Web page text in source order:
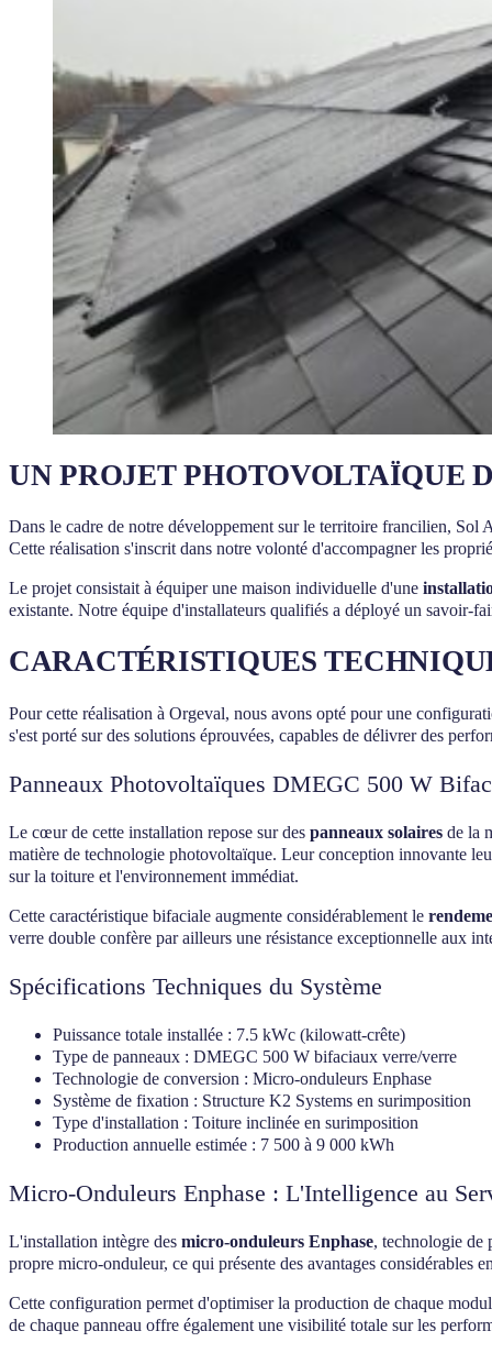
UN PROJET PHOTOVOLTAÏQUE
Dans le cadre de notre développement sur le territoire francilien, Sol
Cette réalisation s'inscrit dans notre volonté d'accompagner les
Le projet consistait à équiper une maison individuelle d'une
existante. Notre équipe d'installateurs qualifiés a déployé un savoir-
CARACTÉRISTIQUES
Pour cette réalisation à Orgeval, nous avons opté pour une
s'est porté sur des solutions éprouvées, capables de délivrer des
Panneaux Photovoltaïques DMEGC 500 W
Le cœur de cette installation repose sur des panneaux solaires de la
matière de technologie photovoltaïque. Leur conception innovante
sur la toiture et l'environnement immédiat.
Cette caractéristique bifaciale augmente considérablement le
verre double confère par ailleurs une résistance exceptionnelle aux
Spécifications Techniques du Système
Puissance totale installée : 7.5 kWc (kilowatt-crête)
Type de panneaux : DMEGC 500 W bifaciaux verre/verre
Technologie de conversion : Micro-onduleurs Enphase
Système de fixation : Structure K2 Systems en surimposition
Type d'installation : Toiture inclinée en surimposition
Production annuelle estimée : 7 500 à 9 000 kWh
Micro-Onduleurs Enphase : L'Intelligence au
L'installation intègre des micro-onduleurs Enphase, technologie de
propre micro-onduleur, ce qui présente des avantages considérables
Cette configuration permet d'optimiser la production de chaque
de chaque panneau offre également une visibilité totale sur les